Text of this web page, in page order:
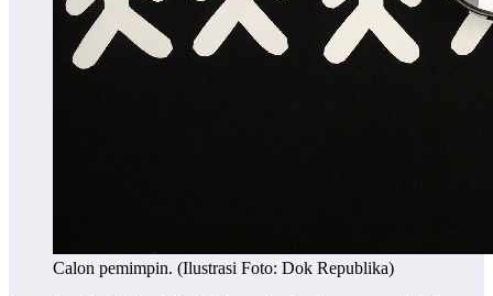
Calon pemimpin. (Ilustrasi Foto: Dok Republika)